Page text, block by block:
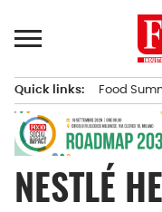
al
principale
Quick links: Food
NESTLÉ